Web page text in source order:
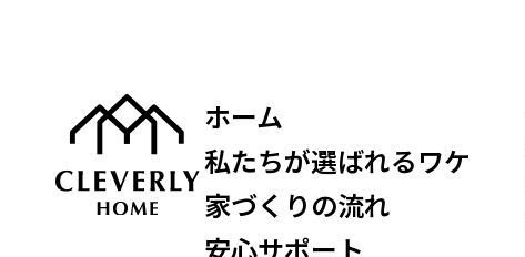
ホーム
私たちが選ばれるワケ
家づくりの流れ
安心サポート